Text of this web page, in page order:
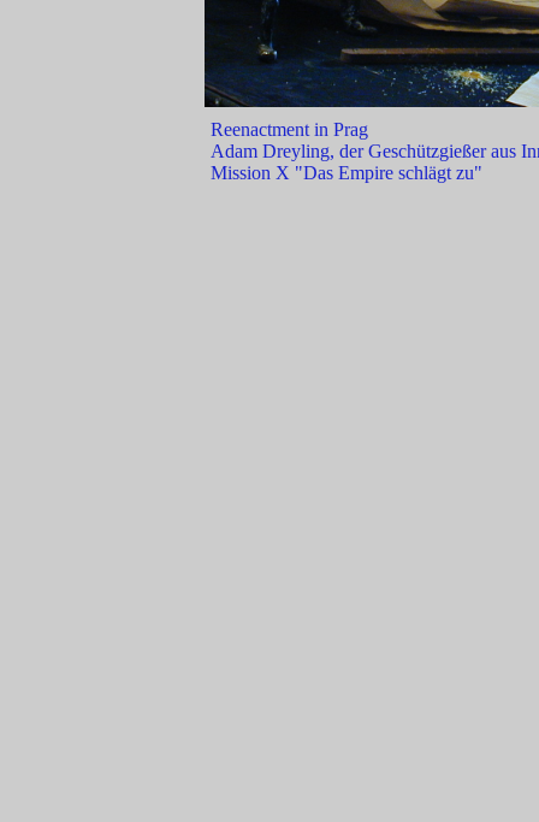
Reenactment in Prag
Adam Dreyling, der Geschützgießer aus
Mission X "Das Empire schlägt zu"